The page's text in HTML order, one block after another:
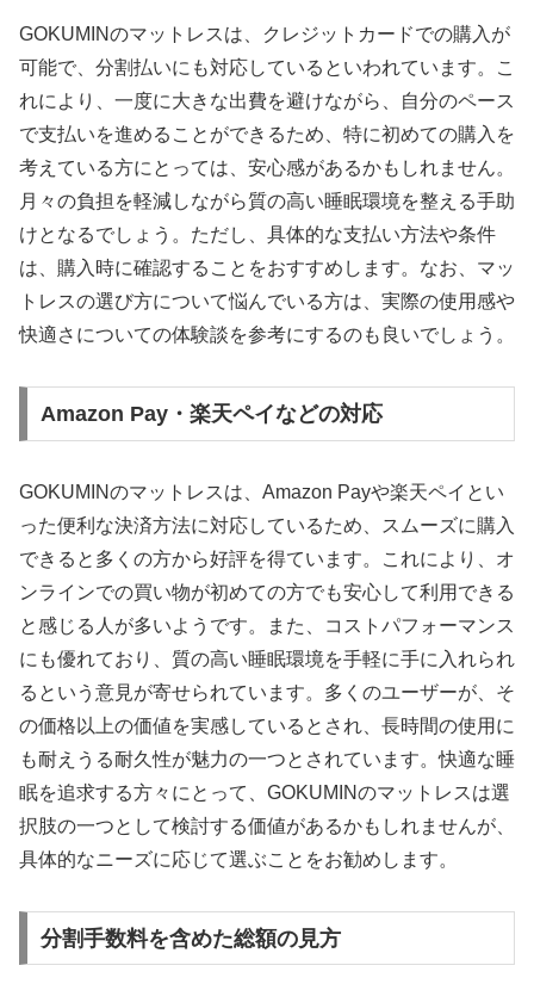
GOKUMINのマットレスは、クレジットカードでの購入が
可能で、分割払いにも対応しているといわれています。こ
れにより、一度に大きな出費を避けながら、自分のペース
で支払いを進めることができるため、特に初めての購入を
考えている方にとっては、安心感があるかもしれません。
月々の負担を軽減しながら質の高い睡眠環境を整える手助
けとなるでしょう。ただし、具体的な支払い方法や条件
は、購入時に確認することをおすすめします。なお、マッ
トレスの選び方について悩んでいる方は、実際の使用感や
快適さについての体験談を参考にするのも良いでしょう。
Amazon Pay・楽天ペイなどの対応
GOKUMINのマットレスは、Amazon Payや楽天ペイとい
った便利な決済方法に対応しているため、スムーズに購入
できると多くの方から好評を得ています。これにより、オ
ンラインでの買い物が初めての方でも安心して利用できる
と感じる人が多いようです。また、コストパフォーマンス
にも優れており、質の高い睡眠環境を手軽に手に入れられ
るという意見が寄せられています。多くのユーザーが、そ
の価格以上の価値を実感しているとされ、長時間の使用に
も耐えうる耐久性が魅力の一つとされています。快適な睡
眠を追求する方々にとって、GOKUMINのマットレスは選
択肢の一つとして検討する価値があるかもしれませんが、
具体的なニーズに応じて選ぶことをお勧めします。
分割手数料を含めた総額の見方